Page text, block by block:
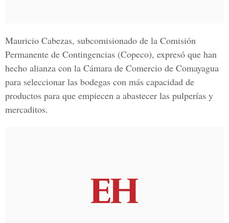
Mauricio Cabezas, subcomisionado de la Comisión
Permanente de Contingencias (Copeco), expresó que han
hecho alianza con la Cámara de Comercio de Comayagua
para seleccionar las bodegas con más capacidad de
productos para que empiecen a abastecer las pulperías y
mercaditos.